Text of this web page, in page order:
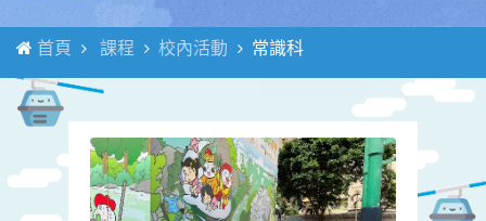
首頁 課程 校內活動 常識科